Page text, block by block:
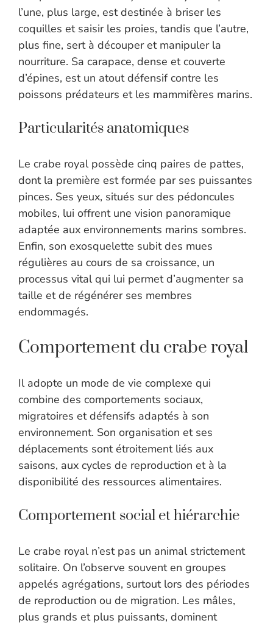
l’une, plus large, est destinée à briser les
coquilles et saisir les proies, tandis que l’autre,
plus fine, sert à découper et manipuler la
nourriture. Sa carapace, dense et couverte
d’épines, est un atout défensif contre les
poissons prédateurs et les mammifères marins.
Particularités anatomiques
Le crabe royal possède cinq paires de pattes,
dont la première est formée par ses puissantes
pinces. Ses yeux, situés sur des pédoncules
mobiles, lui offrent une vision panoramique
adaptée aux environnements marins sombres.
Enfin, son exosquelette subit des mues
régulières au cours de sa croissance, un
processus vital qui lui permet d’augmenter sa
taille et de régénérer ses membres
endommagés.
Comportement du crabe royal
Il adopte un mode de vie complexe qui
combine des comportements sociaux,
migratoires et défensifs adaptés à son
environnement. Son organisation et ses
déplacements sont étroitement liés aux
saisons, aux cycles de reproduction et à la
disponibilité des ressources alimentaires.
Comportement social et hiérarchie
Le crabe royal n’est pas un animal strictement
solitaire. On l’observe souvent en groupes
appelés agrégations, surtout lors des périodes
de reproduction ou de migration. Les mâles,
plus grands et plus puissants, dominent